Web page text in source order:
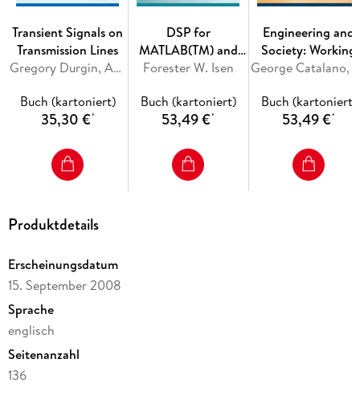
Introduction. - Quantum Mechanics. - Theory of
Computation. - Classical Random Walks. - Quantum Walks. -
Computer Science and Quantum Walks. - Conclusions.
Transient Signals on
Transmission Lines
Gregory Durgin, Andrew Peterson
Buch (kartoniert)
35,30 €*
DSP for
MATLAB(TM) and
LabVIEW(TM) IV
Forester W. Isen
Buch (kartoniert)
53,49 €*
Engineering and
Society: Working
Towards Social
Buch (kartoniert)
53,49 €*
Produktdetails
Erscheinungsdatum
15. September 2008
Sprache
englisch
Seitenanzahl
136